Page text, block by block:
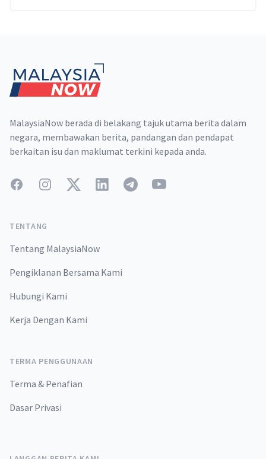
MalaysiaNow berada di belakang tajuk utama berita dalam
negara, membawakan berita, pandangan dan pendapat
berkaitan isu dan maklumat terkini kepada anda.
FacebookInstagramTwitterLinkedInTelegramYouTube
TENTANG
Tentang MalaysiaNow
Pengiklanan Bersama Kami
Hubungi Kami
Kerja Dengan Kami
TERMA PENGGUNAAN
Terma & Penafian
Dasar Privasi